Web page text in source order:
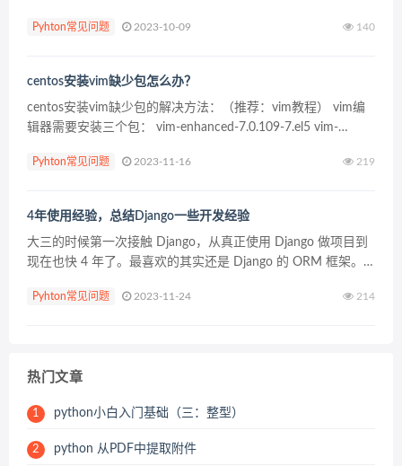
过传统的方法去爬一些 Web 网页...
Pyhton常见问题 2023-10-09 140
centos安装vim缺少包怎么办？
centos安装vim缺少包的解决方法：（推荐：vim教程） vim编
辑器需要安装三个包： vim-enhanced-7.0.109-7.el5 vim-
Pyhton常见问题 2023-11-16 219
4年使用经验，总结Django一些开发经验
大三的时候第一次接触 Django，从真正使用 Django 做项目到
现在也快 4 年了。最喜欢的其实还是 Django 的 ORM 框架。
很高效的。 特此...
Pyhton常见问题 2023-11-24 214
热门文章
1 python小白入门基础（三：整型）
2 python 从PDF中提取附件